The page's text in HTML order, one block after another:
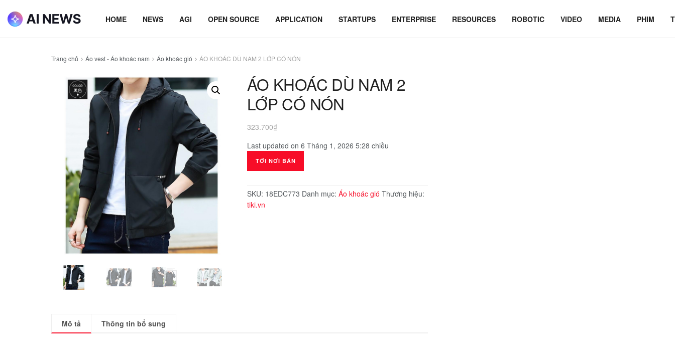
HOME NEWS AGI OPEN SOURCE APPLICATION STARTUPS ENTERPRISE RESOURCES ROBOTIC VIDEO MEDIA PHIM
Trang chủ Áo vest - Áo khoác nam Áo khoác gió ÁO KHOÁC DÙ NAM 2 LỚP CÓ NÓN
ÁO KHOÁC DÙ NAM 2
LỚP CÓ NÓN
323.700₫
Last updated on 6 Tháng 1, 2026 5:28 chiều
TỚI NƠI BÁN
SKU: 18EDC773 Danh mục: Áo khoác gió Thương hiệu:
tiki.vn
Mô tả Thông tin bổ sung